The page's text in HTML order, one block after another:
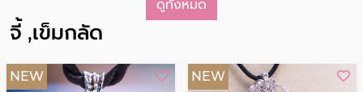
เลสข้อมือเพชร Sovereign Link 10.00
กะรัต พลังแห่งความหรูหรา
฿ 299,000
รหัสสินค้า : 30922
฿ 59,000